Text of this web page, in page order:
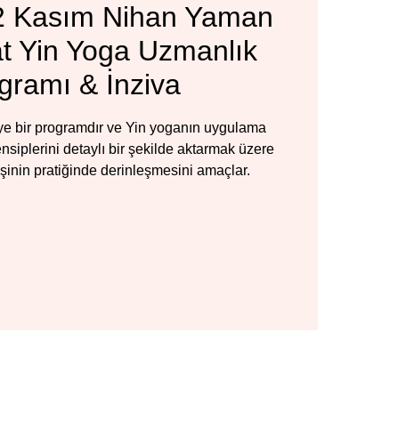
Kasım Nihan Yaman
Yin Yoga Uzmanlık
& İnziva
bir programdır ve Yin yoganın uygulama
detaylı bir şekilde aktarmak üzere
pratiğinde derinleşmesini amaçlar.